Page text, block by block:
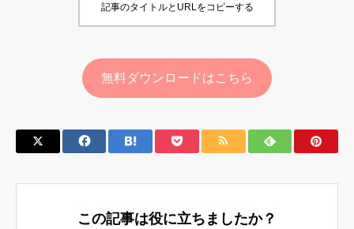
記事のタイトルとURLをコピーする
無料ダウンロードはこちら
この記事は役に立ちましたか？